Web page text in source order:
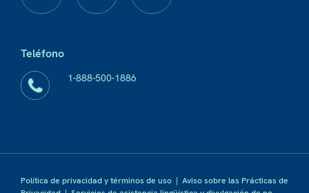
Teléfono
1-888-500-1886
Política de privacidad y términos de uso | Aviso sobre las Prácticas de